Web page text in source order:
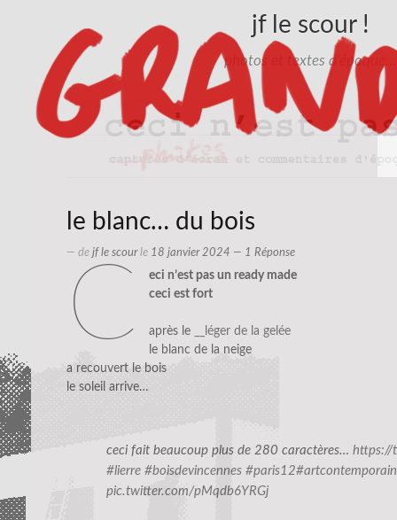
jf le scour !
photos et textes d'époque…
le blanc… du bois
— de jf le scourle 18 janvier 2024 — 1 Réponse
c
eci n’est pas un ready made
ceci est fort
après le
__léger de la gelée
le blanc de la neige
a recouvert le bois
le soleil arrive…
ceci fait beaucoup plus de 280 caractères… https://
#lierre #boisdevincennes #paris12#artcontemporain
pic.twitter.com/pMqdb6YRGj